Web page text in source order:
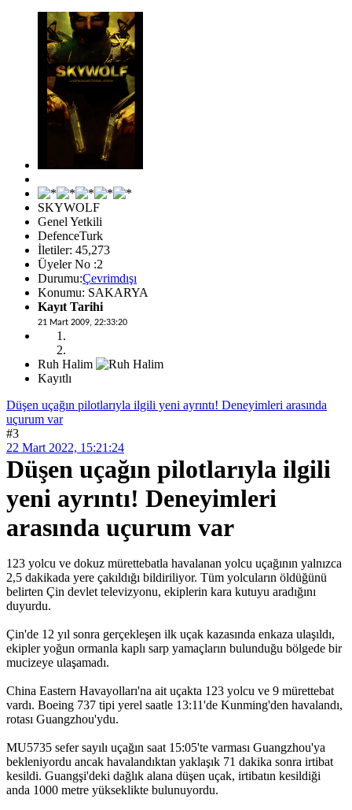
SKYWOLF
Genel Yetkili
DefenceTurk
İletiler: 45,273
Üyeler No :2
Durumu:Çevrimdışı
Konumu: SAKARYA
Kayıt Tarihi
21 Mart 2009, 22:33:20
Ruh Halim
Kayıtlı
Düşen uçağın pilotlarıyla ilgili yeni ayrıntı! Deneyimleri arasında
uçurum var
#3
22 Mart 2022, 15:21:24
Düşen uçağın pilotlarıyla ilgili
yeni ayrıntı! Deneyimleri
arasında uçurum var
123 yolcu ve dokuz mürettebatla havalanan yolcu uçağının yalnızca
2,5 dakikada yere çakıldığı bildiriliyor. Tüm yolcuların öldüğünü
belirten Çin devlet televizyonu, ekiplerin kara kutuyu aradığını
duyurdu.
Çin'de 12 yıl sonra gerçekleşen ilk uçak kazasında enkaza ulaşıldı,
ekipler yoğun ormanla kaplı sarp yamaçların bulunduğu bölgede bir
mucizeye ulaşamadı.
China Eastern Havayolları'na ait uçakta 123 yolcu ve 9 mürettebat
vardı. Boeing 737 tipi yerel saatle 13:11'de Kunming'den havalandı,
rotası Guangzhou'ydu.
MU5735 sefer sayılı uçağın saat 15:05'te varması Guangzhou'ya
bekleniyordu ancak havalandıktan yaklaşık 71 dakika sonra irtibat
kesildi. Guangşi'deki dağlık alana düşen uçak, irtibatın kesildiği
anda 1000 metre yükseklikte bulunuyordu.